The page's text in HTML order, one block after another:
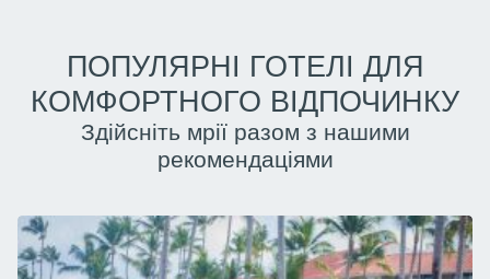
ПОПУЛЯРНІ ГОТЕЛІ ДЛЯ
КОМФОРТНОГО ВІДПОЧИНКУ
Здійсніть мрії разом з нашими
рекомендаціями